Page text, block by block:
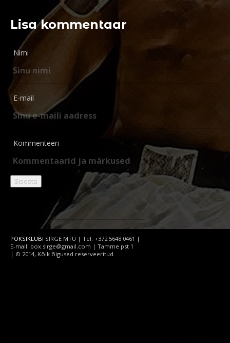
Lisa kommentaar
Nimi
E-mail
Kommenteeri
POKSIKLUBI SIRGE MTÜ | Tel: +372 5648 0461 |
E-mail: box.sirge@gmail.com | Tamme pst 1
| © 2014, Kõik õigused reserveeritud